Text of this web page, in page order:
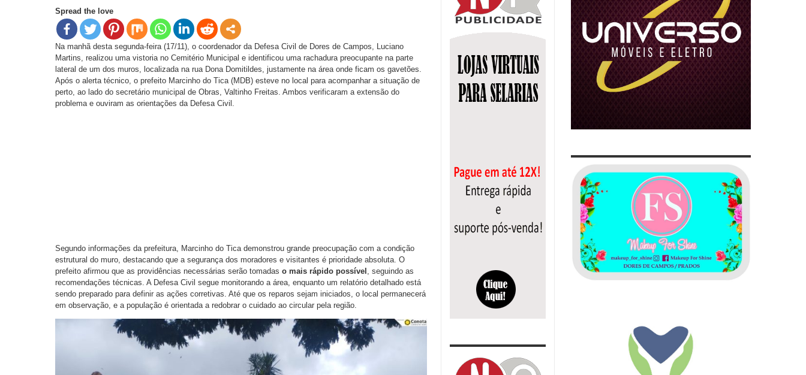
Spread the love
Na manhã desta segunda-feira (17/11), o coordenador da Defesa Civil de Dores de Campos, Luciano
Martins, realizou uma vistoria no Cemitério Municipal e identificou uma rachadura preocupante na parte
lateral de um dos muros, localizada na rua Dona Domitildes, justamente na área onde ficam os gavetões.
Após o alerta técnico, o prefeito Marcinho do Tica (MDB) esteve no local para acompanhar a situação de
perto, ao lado do secretário municipal de Obras, Valtinho Freitas. Ambos verificaram a extensão do
problema e ouviram as orientações da Defesa Civil.
Segundo informações da prefeitura, Marcinho do Tica demonstrou grande preocupação com a condição
estrutural do muro, destacando que a segurança dos moradores e visitantes é prioridade absoluta. O
prefeito afirmou que as providências necessárias serão tomadas o mais rápido possível , seguindo as
recomendações técnicas. A Defesa Civil segue monitorando a área, enquanto um relatório detalhado está
sendo preparado para definir as ações corretivas. Até que os reparos sejam iniciados, o local permanecerá
em observação, e a população é orientada a redobrar o cuidado ao circular pela região.